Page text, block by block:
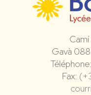
Camí
Gavà
Téléphone:
Fax: